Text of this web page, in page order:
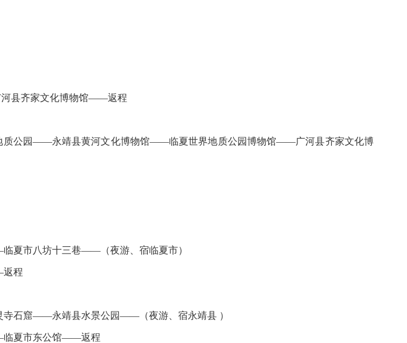
县齐家文化博物馆——返程
公园——永靖县黄河文化博物馆——临夏世界地质公园博物馆——广河县齐家文化博
夏市八坊十三巷——（夜游、宿临夏市）
程
石窟——永靖县水景公园——（夜游、宿永靖县 ）
夏市东公馆——返程